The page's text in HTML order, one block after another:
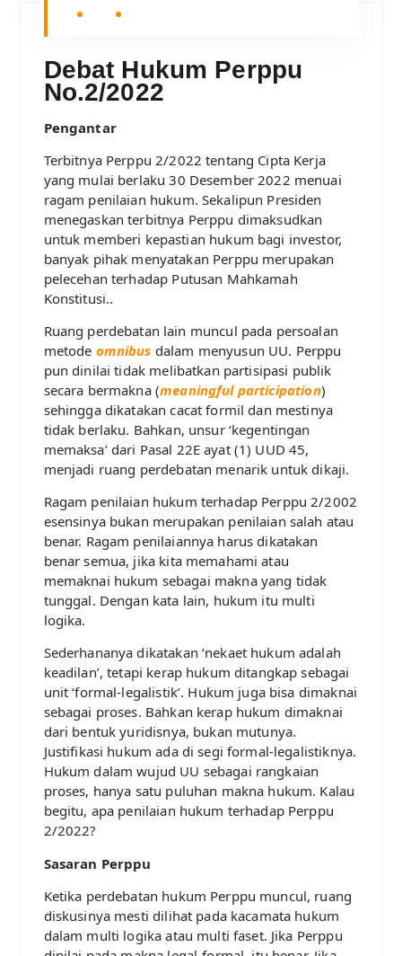
Debat Hukum Perppu
No.2/2022
Pengantar
Terbitnya Perppu 2/2022 tentang Cipta Kerja
yang mulai berlaku 30 Desember 2022 menuai
ragam penilaian hukum. Sekalipun Presiden
menegaskan terbitnya Perppu dimaksudkan
untuk memberi kepastian hukum bagi investor,
banyak pihak menyatakan Perppu merupakan
pelecehan terhadap Putusan Mahkamah
Konstitusi..
Ruang perdebatan lain muncul pada persoalan
metode omnibus dalam menyusun UU. Perppu
pun dinilai tidak melibatkan partisipasi publik
secara bermakna (meaningful participation)
sehingga dikatakan cacat formil dan mestinya
tidak berlaku. Bahkan, unsur ‘kegentingan
memaksa’ dari Pasal 22E ayat (1) UUD 45,
menjadi ruang perdebatan menarik untuk dikaji.
Ragam penilaian hukum terhadap Perppu 2/2002
esensinya bukan merupakan penilaian salah atau
benar. Ragam penilaiannya harus dikatakan
benar semua, jika kita memahami atau
memaknai hukum sebagai makna yang tidak
tunggal. Dengan kata lain, hukum itu multi
logika.
Sederhananya dikatakan ‘nekaet hukum adalah
keadilan’, tetapi kerap hukum ditangkap sebagai
unit ‘formal-legalistik’. Hukum juga bisa dimaknai
sebagai proses. Bahkan kerap hukum dimaknai
dari bentuk yuridisnya, bukan mutunya.
Justifikasi hukum ada di segi formal-legalistiknya.
Hukum dalam wujud UU sebagai rangkaian
proses, hanya satu puluhan makna hukum. Kalau
begitu, apa penilaian hukum terhadap Perppu
2/2022?
Sasaran Perppu
Ketika perdebatan hukum Perppu muncul, ruang
diskusinya mesti dilihat pada kacamata hukum
dalam multi logika atau multi faset. Jika Perppu